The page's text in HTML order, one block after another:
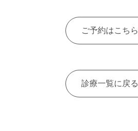
ご予約はこちら
診療一覧に戻る